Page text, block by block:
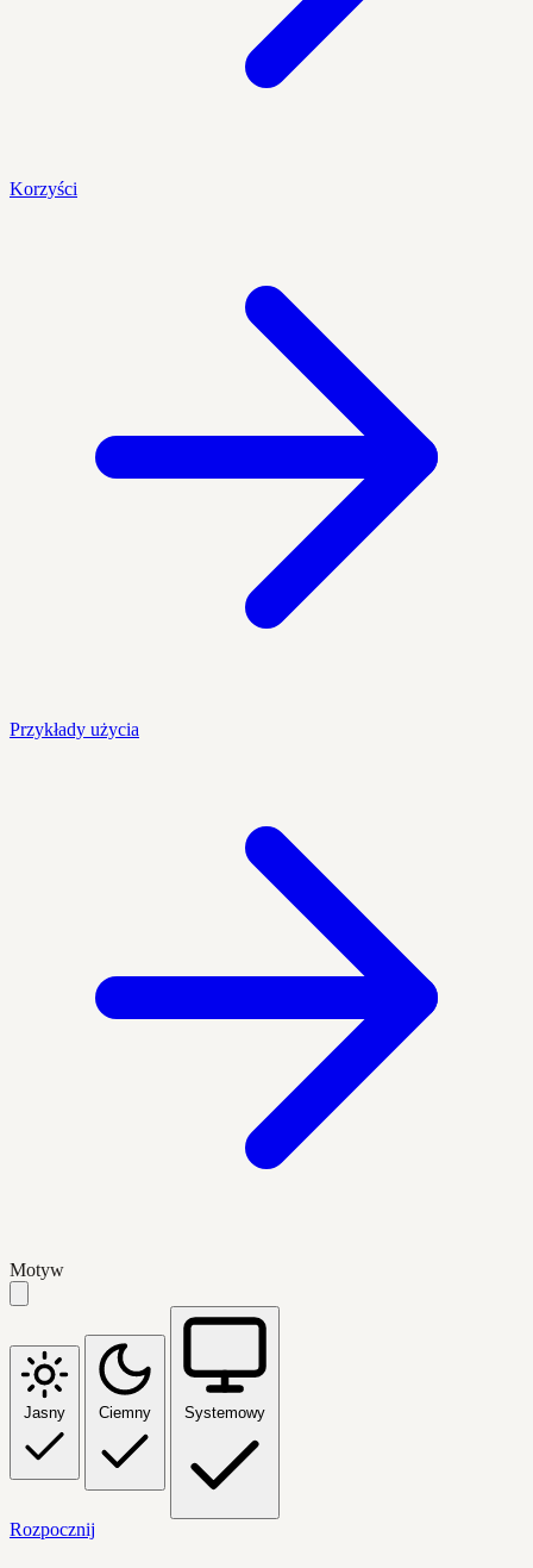
Korzyści
Przykłady użycia
Motyw
Jasny Ciemny Systemowy
Rozpocznij